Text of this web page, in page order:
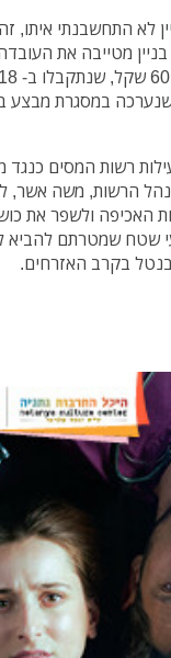
לא התחשבנתי איתו,
מטייבה את
במסגרת מבצע
רשות המסים כנגד
הרשות, משה אשר,
האכיפה ולשפר את
שטח שמטרתם להביא
בנטל בקרב האזרחים.